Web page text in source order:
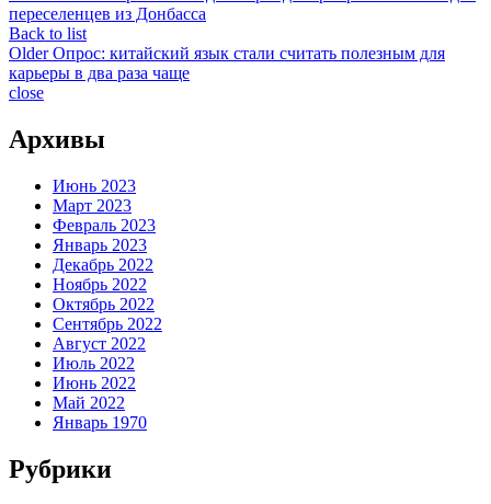
переселенцев из Донбасса
Back to list
Older Опрос: китайский язык стали считать полезным для
карьеры в два раза чаще
close
Архивы
Июнь 2023
Март 2023
Февраль 2023
Январь 2023
Декабрь 2022
Ноябрь 2022
Октябрь 2022
Сентябрь 2022
Август 2022
Июль 2022
Июнь 2022
Май 2022
Январь 1970
Рубрики